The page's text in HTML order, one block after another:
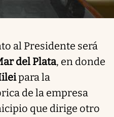
al Presidente será
del Plata, en donde
para la
de la empresa
que dirige otro